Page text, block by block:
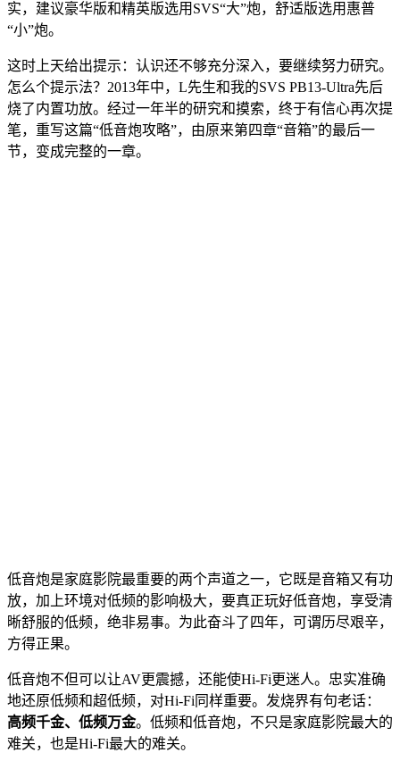
实，建议豪华版和精英版选用SVS“大”炮，舒适版选用惠普
“小”炮。
这时上天给出提示：认识还不够充分深入，要继续努力研究。
怎么个提示法？2013年中，L先生和我的SVS PB13-Ultra先后
烧了内置功放。经过一年半的研究和摸索，终于有信心再次提
笔，重写这篇“低音炮攻略”，由原来第四章“音箱”的最后一
节，变成完整的一章。
低音炮是家庭影院最重要的两个声道之一，它既是音箱又有功
放，加上环境对低频的影响极大，要真正玩好低音炮，享受清
晰舒服的低频，绝非易事。为此奋斗了四年，可谓历尽艰辛，
方得正果。
低音炮不但可以让AV更震撼，还能使Hi-Fi更迷人。忠实准确
地还原低频和超低频，对Hi-Fi同样重要。发烧界有句老话：
高频千金、低频万金。低频和低音炮，不只是家庭影院最大的
难关，也是Hi-Fi最大的难关。